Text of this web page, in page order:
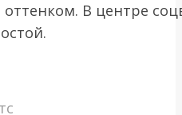
В центре